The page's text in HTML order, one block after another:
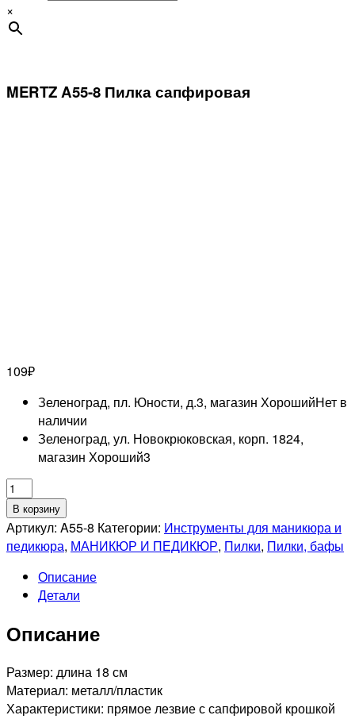
×
MERTZ A55-8 Пилка сапфировая
109₽
Зеленоград, пл. Юности, д.3, магазин ХорошийНет в
наличии
Зеленоград, ул. Новокрюковская, корп. 1824,
магазин Хороший3
Количество
товара
MERTZ
A55-
Пилка
сапфировая
В корзину
Артикул: A55-8 Категории: Инструменты для маникюра и
педикюра, МАНИКЮР И ПЕДИКЮР, Пилки, Пилки, бафы
Описание
Детали
Описание
Размер: длина 18 см
Материал: металл/пластик
Характеристики: прямое лезвие с сапфировой крошкой